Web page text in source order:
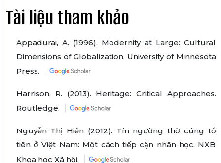
Tài liệu tham khảo
Appadurai, A. (1996). Modernity at Large: Cultural
Dimensions of Globalization. University of Minnesota
Press.
Harrison, R. (2013). Heritage: Critical Approaches.
Routledge.
Nguyễn Thị Hiền (2012). Tín ngưỡng thờ cúng tổ
tiên ở Việt Nam: Một cách tiếp cận nhân học. NXB
Khoa học Xã hội.